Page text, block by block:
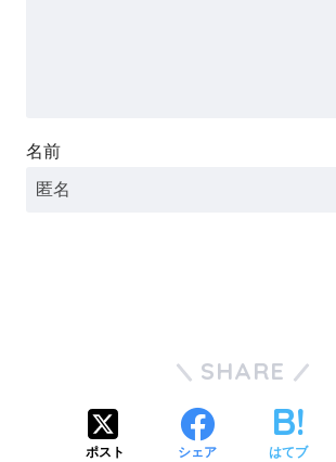
名前
SHARE
ポスト シェア はてブ